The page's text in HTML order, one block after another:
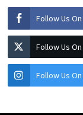
Follow Us
Follow Us
Follow Us